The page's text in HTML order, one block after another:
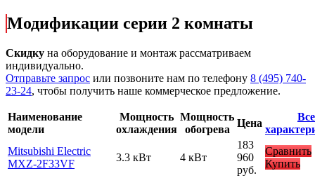
Модификации серии 2 комнаты
Скидку на оборудование и монтаж рассматриваем
индивидуально.
Отправьте запрос или позвоните нам по телефону 8 (495) 740-
23-24, чтобы получить наше коммерческое предложение.
Наименование
модели
Мощность
охлаждения
Мощность
обогрева
Цена
Все
Mitsubishi Electric
MXZ-2F33VF
3.3 кВт 4 кВт
183
960
руб.
Сравнить
Купить